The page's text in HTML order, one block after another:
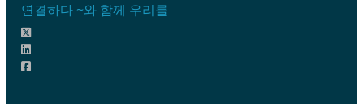
연결하다 ~와 함께 우리를